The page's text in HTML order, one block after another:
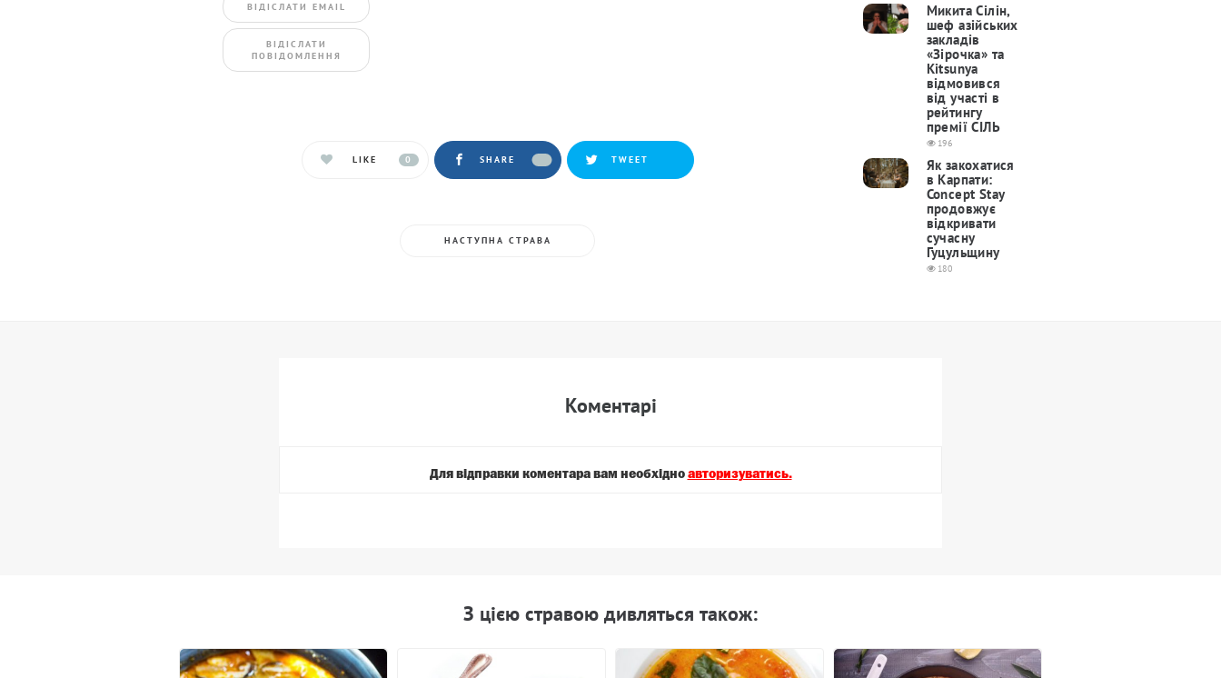
ВIДIСЛАТИ EMAIL
BIДIСЛАТИ
ПОВIДОМЛЕННЯ
LIKE 0 SHARE TWEET
НАСТУПНА СТРАВА
Микита Сілін,
шеф азійських
закладів
«Зірочка» та
Kitsunya
відмовився
від участі в
рейтингу
премії СІЛЬ
196
Як закохатися
в Карпати:
Concept Stay
продовжує
відкривати
сучасну
Гуцульщину
180
Коментарi
Для вiдправки коментара вам необхiдно авторизуватись.
З цiєю стравою дивляться також: